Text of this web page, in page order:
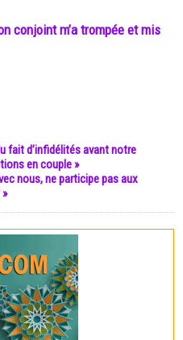
conjoint m’a trompée et mis
fait d’infidélités avant notre
en couple »
nous, ne participe pas aux